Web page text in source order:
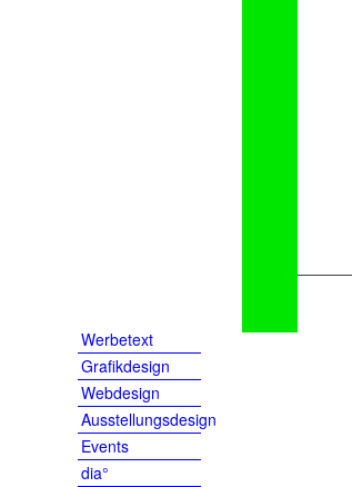
Werbetext
Grafikdesign
Webdesign
Ausstellungsdesign
Events
dia°